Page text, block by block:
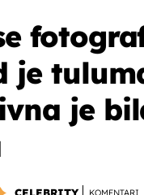
je
je
KOMENTARI